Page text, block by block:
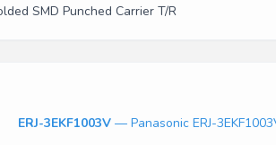
SMD Punched Carrier T/R
ERJ-3EKF1003V — Panasonic ERJ-